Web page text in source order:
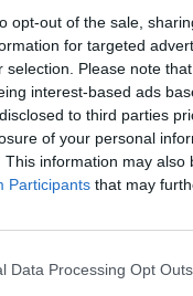
opt-out of the sale,
for targeted
selection. Please note
interest-based ads
to third parties
of your personal
This information may
Participants that may
Data Processing Opt Outs
skyrimo
00:01:19
dar vienas
kratų metu
nelegalių medžiagų